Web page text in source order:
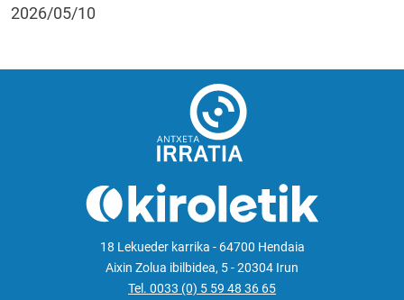
2026/05/10
18 Lekueder karrika - 64700 Hendaia
Aixin Zolua ibilbidea, 5 - 20304 Irun
Tel. 0033 (0) 5 59 48 36 65